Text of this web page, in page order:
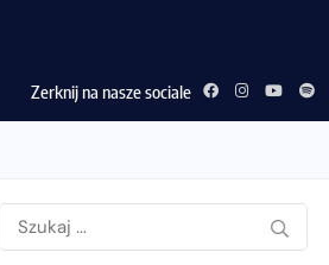
Zerknij na nasze sociale